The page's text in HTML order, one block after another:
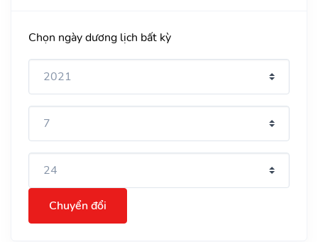
Chọn ngày dương lịch bất kỳ
Chuyển đổi